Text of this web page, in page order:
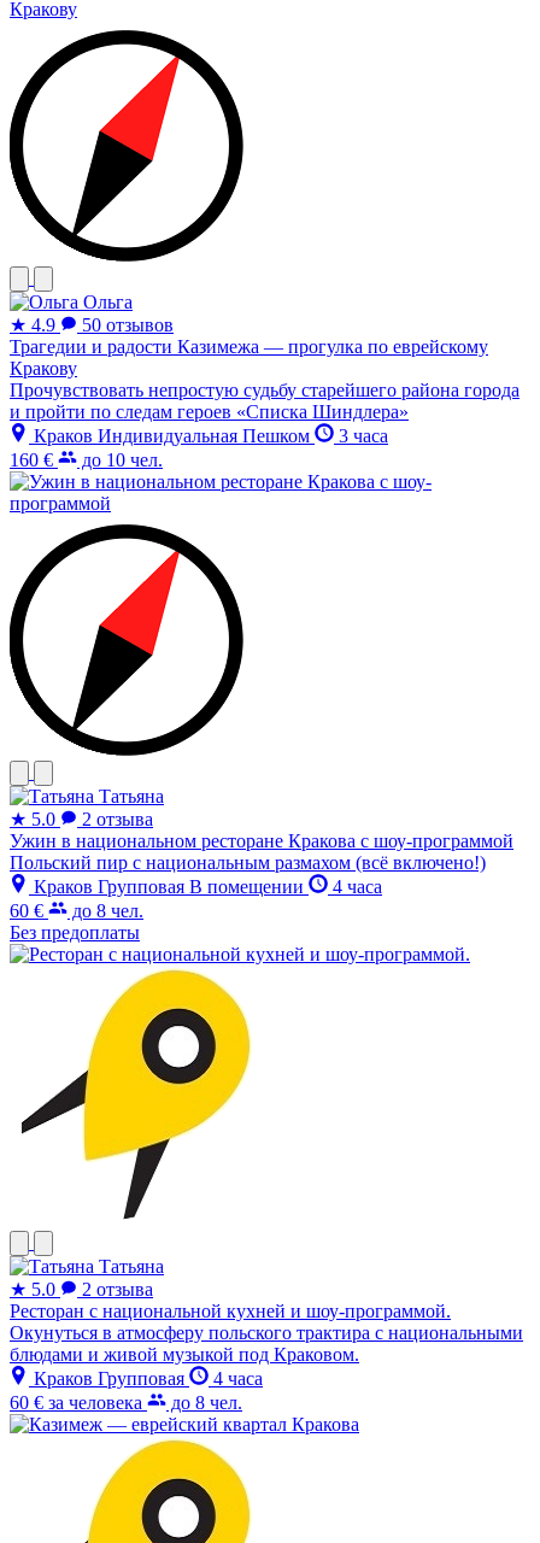
Ольга
★ 4.9
50 отзывов
Трагедии и радости Казимежа — прогулка по еврейскому
Кракову
Прочувствовать непростую судьбу старейшего района города
и пройти по следам героев «Списка Шиндлера»
Краков Индивидуальная Пешком
3 часа
160 €
до 10 чел.
Татьяна
★ 5.0
2 отзыва
Ужин в национальном ресторане Кракова с шоу-программой
Польский пир с национальным размахом (всё включено!)
Краков Групповая В помещении
4 часа
60 €
до 8 чел.
Без предоплаты
Татьяна
★ 5.0
2 отзыва
Ресторан с национальной кухней и шоу-программой.
Окунуться в атмосферу польского трактира с национальными
блюдами и живой музыкой под Краковом.
Краков Групповая
4 часа
60 € за человека до 8 чел.